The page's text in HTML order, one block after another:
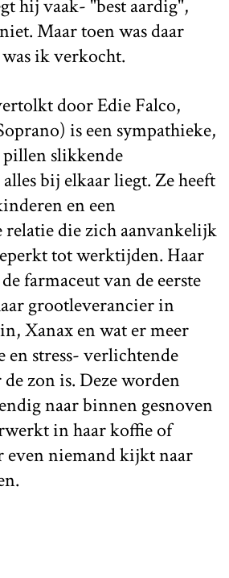
hij vaak- "best aardig",
Maar toen was daar
ik verkocht.
door Edie Falco,
is een sympathieke,
slikkende
bij elkaar liegt. Ze heeft
en een
die zich aanvankelijk
tot werktijden. Haar
farmaceut van de eerste
grootleverancier in
Xanax en wat er meer
en stress- verlichtende
zon is. Deze worden
naar binnen gesnoven
in haar koffie of
even niemand kijkt naar